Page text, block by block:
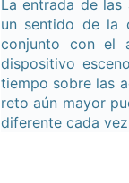
La entrada de
un sentido de la
conjunto con el
dispositivo
tiempo sobre las
reto aún mayor
diferente cada